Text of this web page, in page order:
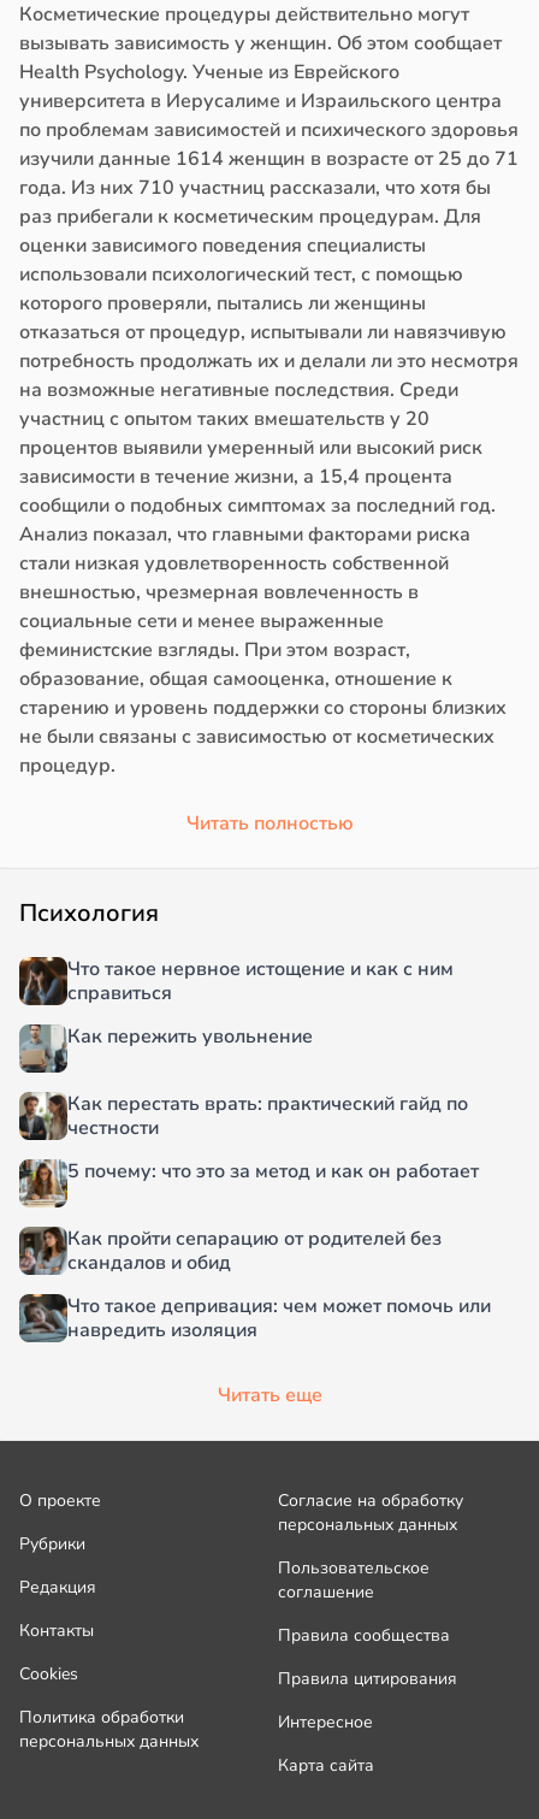
Косметические процедуры действительно могут
вызывать зависимость у женщин. Об этом сообщает
Health Psychology. Ученые из Еврейского
университета в Иерусалиме и Израильского центра
по проблемам зависимостей и психического здоровья
изучили данные 1614 женщин в возрасте от 25 до 71
года. Из них 710 участниц рассказали, что хотя бы
раз прибегали к косметическим процедурам. Для
оценки зависимого поведения специалисты
использовали психологический тест, с помощью
которого проверяли, пытались ли женщины
отказаться от процедур, испытывали ли навязчивую
потребность продолжать их и делали ли это несмотря
на возможные негативные последствия. Среди
участниц с опытом таких вмешательств у 20
процентов выявили умеренный или высокий риск
зависимости в течение жизни, а 15,4 процента
сообщили о подобных симптомах за последний год.
Анализ показал, что главными факторами риска
стали низкая удовлетворенность собственной
внешностью, чрезмерная вовлеченность в
социальные сети и менее выраженные
феминистские взгляды. При этом возраст,
образование, общая самооценка, отношение к
старению и уровень поддержки со стороны близких
не были связаны с зависимостью от косметических
процедур.
Читать полностью
Психология
Что такое нервное истощение и как с ним
справиться
Как пережить увольнение
Как перестать врать: практический гайд по
честности
5 почему: что это за метод и как он работает
Как пройти сепарацию от родителей без
скандалов и обид
Что такое депривация: чем может помочь или
навредить изоляция
Читать еще
О проекте
Рубрики
Редакция
Контакты
Cookies
Политика обработки
персональных данных
Согласие на обработку
персональных данных
Пользовательское
соглашение
Правила сообщества
Правила цитирования
Интересное
Карта сайта